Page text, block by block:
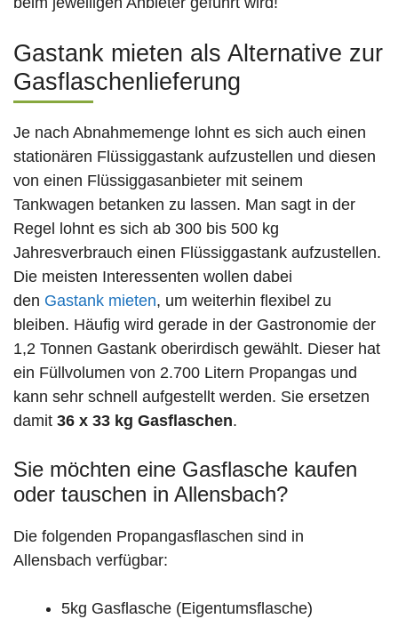
Gastank mieten als Alternative zur
Gasflaschenlieferung
Je nach Abnahmemenge lohnt es sich auch einen
stationären Flüssiggastank aufzustellen und diesen
von einen Flüssiggasanbieter mit seinem
Tankwagen betanken zu lassen. Man sagt in der
Regel lohnt es sich ab 300 bis 500 kg
Jahresverbrauch einen Flüssiggastank aufzustellen.
Die meisten Interessenten wollen dabei
den Gastank mieten, um weiterhin flexibel zu
bleiben. Häufig wird gerade in der Gastronomie der
1,2 Tonnen Gastank oberirdisch gewählt. Dieser hat
ein Füllvolumen von 2.700 Litern Propangas und
kann sehr schnell aufgestellt werden. Sie ersetzen
damit 36 x 33 kg Gasflaschen.
Sie möchten eine Gasflasche kaufen
oder tauschen in Allensbach?
Die folgenden Propangasflaschen sind in
Allensbach verfügbar:
5kg Gasflasche (Eigentumsflasche)